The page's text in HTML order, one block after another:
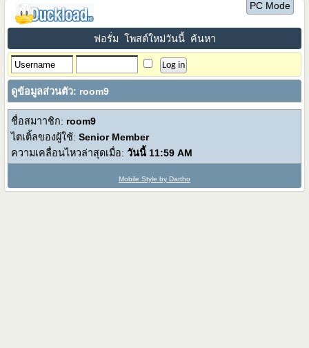
PC Mode
ฟอรั่ม โพสต์ใหม่วันนี้ ค้นหา
ดูข้อมูลส่วนตัว: room9
ชื่อสมาาชิก: room9
ไตเติ้ลของผู้ใช้:Senior Member
ความเคลื่อนไหวล่าสุดเมื่อ: วันนี้ 11:59 AM
Mobile Style by Dartho